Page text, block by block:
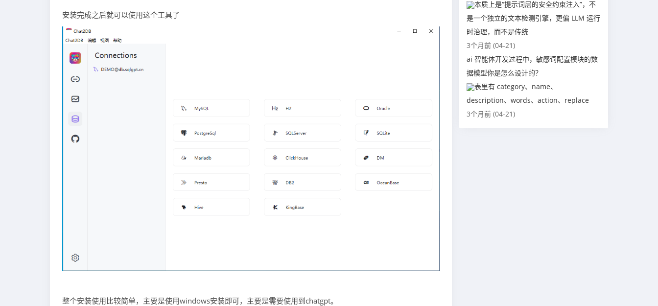
安装完成之后就可以使用这个工具了
整个安装使用比较简单，主要是使用windows安装即可，主要是需要使用到chatgpt。
本质上是“提示词层的安全约束注入”，不
是一个独立的文本检测引擎，更偏 LLM 运行
时治理，而不是传统
3个月前 (04-21)
ai 智能体开发过程中，敏感词配置模块的数
据模型你是怎么设计的？
表里有 category、name、
description、words、action、replace
3个月前 (04-21)